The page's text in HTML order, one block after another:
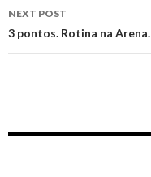
NEXT POST
3 pontos. Rotina na Arena.